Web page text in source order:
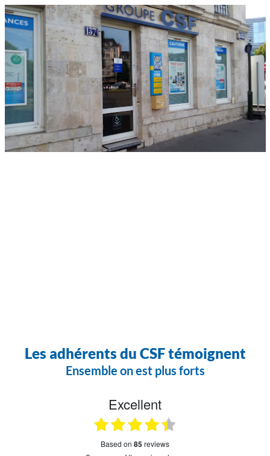
Les adhérents du CSF témoignent
Ensemble on est plus forts
Excellent
based on 85reviews